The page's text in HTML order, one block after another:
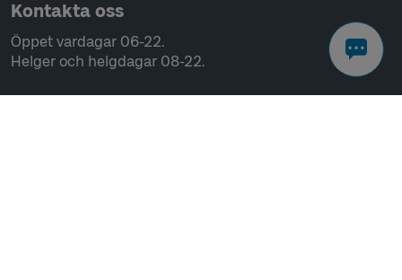
Kontakta oss
Öppet vardagar 06-22.
Helger och helgdagar 08-22.